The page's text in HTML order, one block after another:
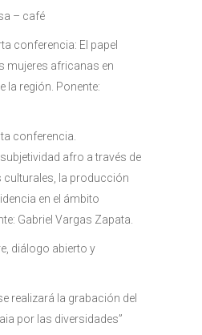
– café
conferencia: El papel
mujeres africanas en
la región. Ponente:
conferencia.
afro a través de
culturales, la producción
en el ámbito
Gabriel Vargas Zapata.
diálogo abierto y
realizará la grabación del
por las diversidades”